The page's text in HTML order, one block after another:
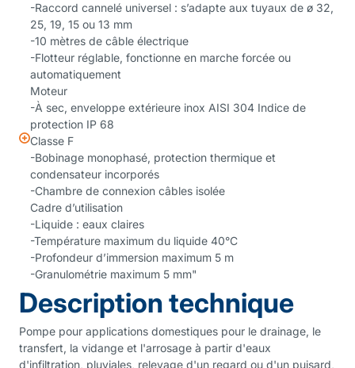
-Raccord cannelé universel : s’adapte aux tuyaux de ø 32,
25, 19, 15 ou 13 mm
-10 mètres de câble électrique
-Flotteur réglable, fonctionne en marche forcée ou
automatiquement
Moteur
-À sec, enveloppe extérieure inox AISI 304 Indice de
protection IP 68
Classe F
-Bobinage monophasé, protection thermique et
condensateur incorporés
-Chambre de connexion câbles isolée
Cadre d’utilisation
-Liquide : eaux claires
-Température maximum du liquide 40°C
-Profondeur d’immersion maximum 5 m
-Granulométrie maximum 5 mm"
Description technique
Pompe pour applications domestiques pour le drainage, le
transfert, la vidange et l'arrosage à partir d'eaux
d'infiltration, pluviales, relevage d'un regard ou d'un puisard,